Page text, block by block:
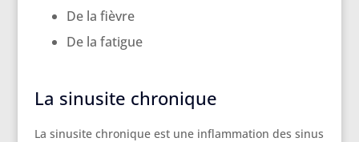
De la fièvre
De la fatigue
La sinusite chronique
La sinusite chronique est une inflammation des sinus